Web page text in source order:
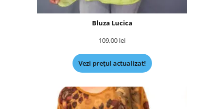
Bluza Lucica
109,00 lei
Vezi prețul actualizat!